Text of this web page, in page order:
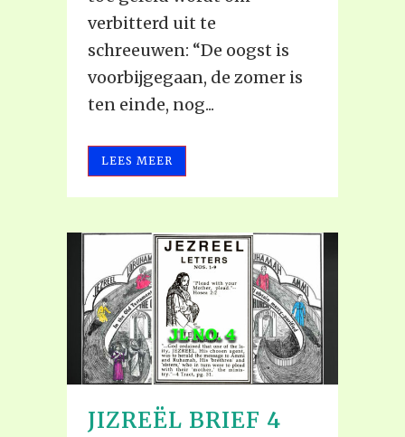
verbitterd uit te
schreeuwen: “De oogst is
voorbijgegaan, de zomer is
ten einde, nog...
LEES MEER
JIZREËL BRIEF 4